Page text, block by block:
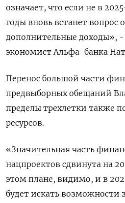
означает, что если не в
годы вновь встанет вопрос
дополнительные доходы», -
экономист Альфа-банка
Перенос большой части
предвыборных обещаний
пределы трехлетки также
ресурсов.
«Значительная часть
нацпроектов сдвинута на
этом плане, видимо, и в
будет искать возможности